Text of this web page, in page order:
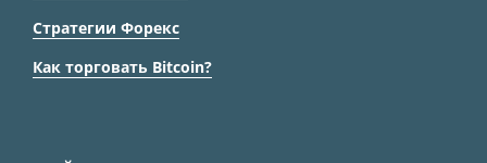
Стратегии Форекс
Как торговать Bitcoin?